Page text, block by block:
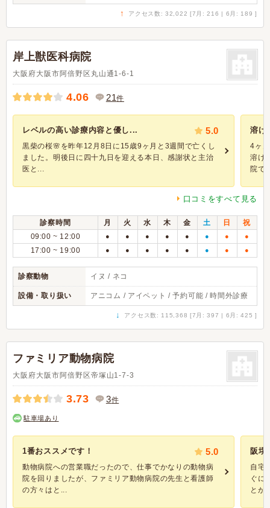
↑ アクセス数: 32,022 [7月: 216 | 6月: 189 ]
岸上獣医科病院
大阪府大阪市阿倍野区丸山通1-6-1
4.06 21件
レベルの高い診療内容と優し... 5.0
黒柴の桜🌸を昨年12月8日に15歳9ヶ月と3週間で亡くし
ました。明後日に四十九日を迎える本日、感謝状と主治
医と...
溶け
4ヶ
溶け
院で
口コミをすべて見る
診察時間 月 火 水 木 金 土 日
祝
09:00 ~ 12:00
● ● ● ● ● ● ● ●
17:00 ~ 19:00 ● ● ● ● ● ● ● ●
診察動物 イヌ / ネコ
設備・取り扱い アニコム / アイペット / 予約可能 / 時間外診療
↓ アクセス数: 115,368 [7月: 397 | 6月: 425 ]
ファミリア動物病院
大阪府大阪市阿倍野区帝塚山1-7-3
3.73 3件
駐車場あり
1番おススメです！ 5.0
動物病院への営業職だったので、仕事でかなりの動物病
院を回りましたが、ファミリア動物病院の先生と看護師
の方々はと...
阪堺
自宅
ぐに
とが